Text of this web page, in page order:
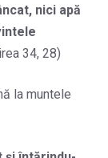
nici apă
34, 28)
la muntele